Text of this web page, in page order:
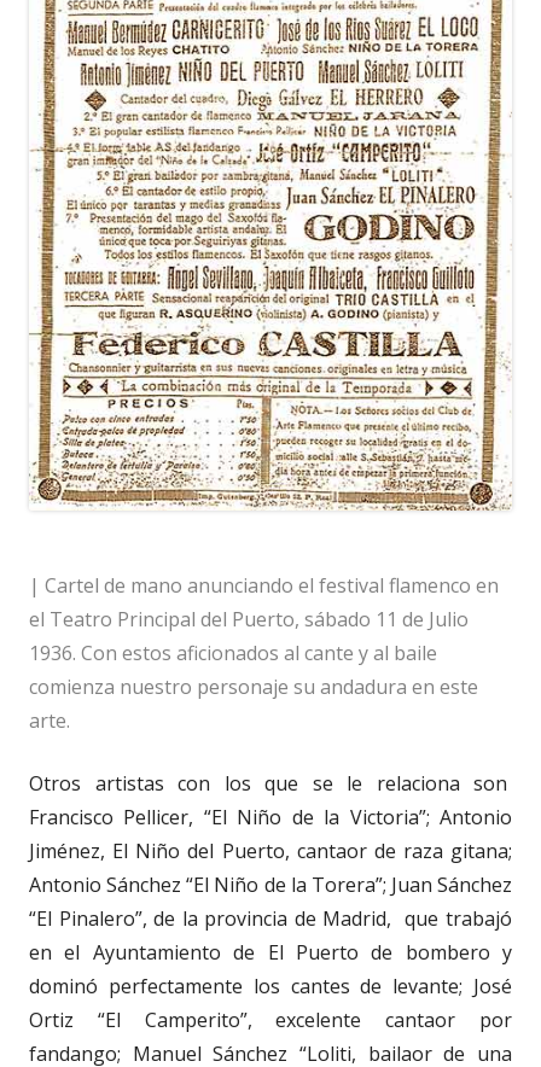
| Cartel de mano anunciando el festival flamenco en
el Teatro Principal del Puerto, sábado 11 de Julio
1936. Con estos aficionados al cante y al baile
comienza nuestro personaje su andadura en este
arte.
Otros artistas con los que se le relaciona son
Francisco Pellicer, “El Niño de la Victoria”; Antonio
Jiménez, El Niño del Puerto, cantaor de raza gitana;
Antonio Sánchez “El Niño de la Torera”; Juan Sánchez
“El Pinalero”, de la provincia de Madrid, que trabajó
en el Ayuntamiento de El Puerto de bombero y
dominó perfectamente los cantes de levante; José
Ortiz “El Camperito”, excelente cantaor por
fandango; Manuel Sánchez “Loliti, bailaor de una